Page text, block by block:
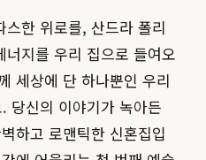
한 위로를, 산드라 폴리
지를 우리 집으로 들여오
세상에 단 하나뿐인 우리
당신의 이야기가 녹아든
하고 로맨틱한 신혼집입